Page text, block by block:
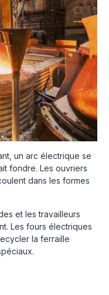
un arc électrique se
fondre. Les ouvriers
dans les formes
et les travailleurs
Les fours électriques
la ferraille